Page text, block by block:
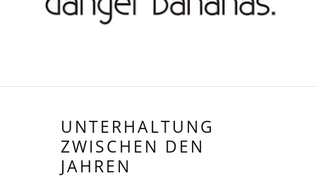
UNTERHALTUNG
ZWISCHEN DEN
JAHREN